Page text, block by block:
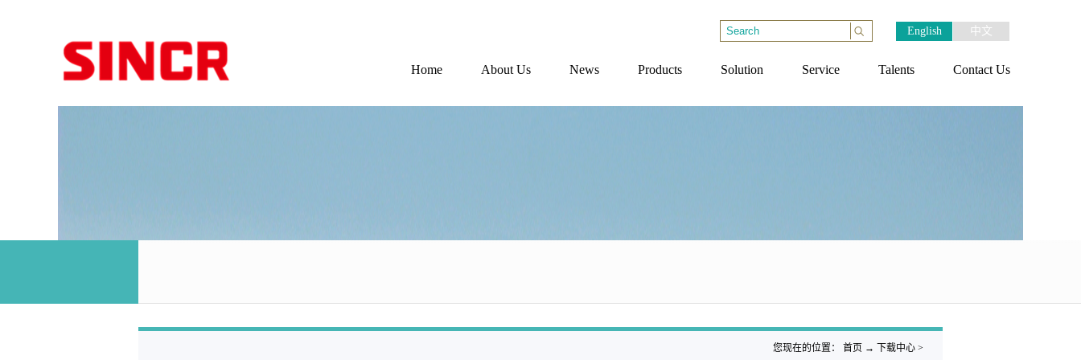
English 中文
Home About Us News Products Solution Service Talents Contact Us
您现在的位置： 首页 → 下载中心 >